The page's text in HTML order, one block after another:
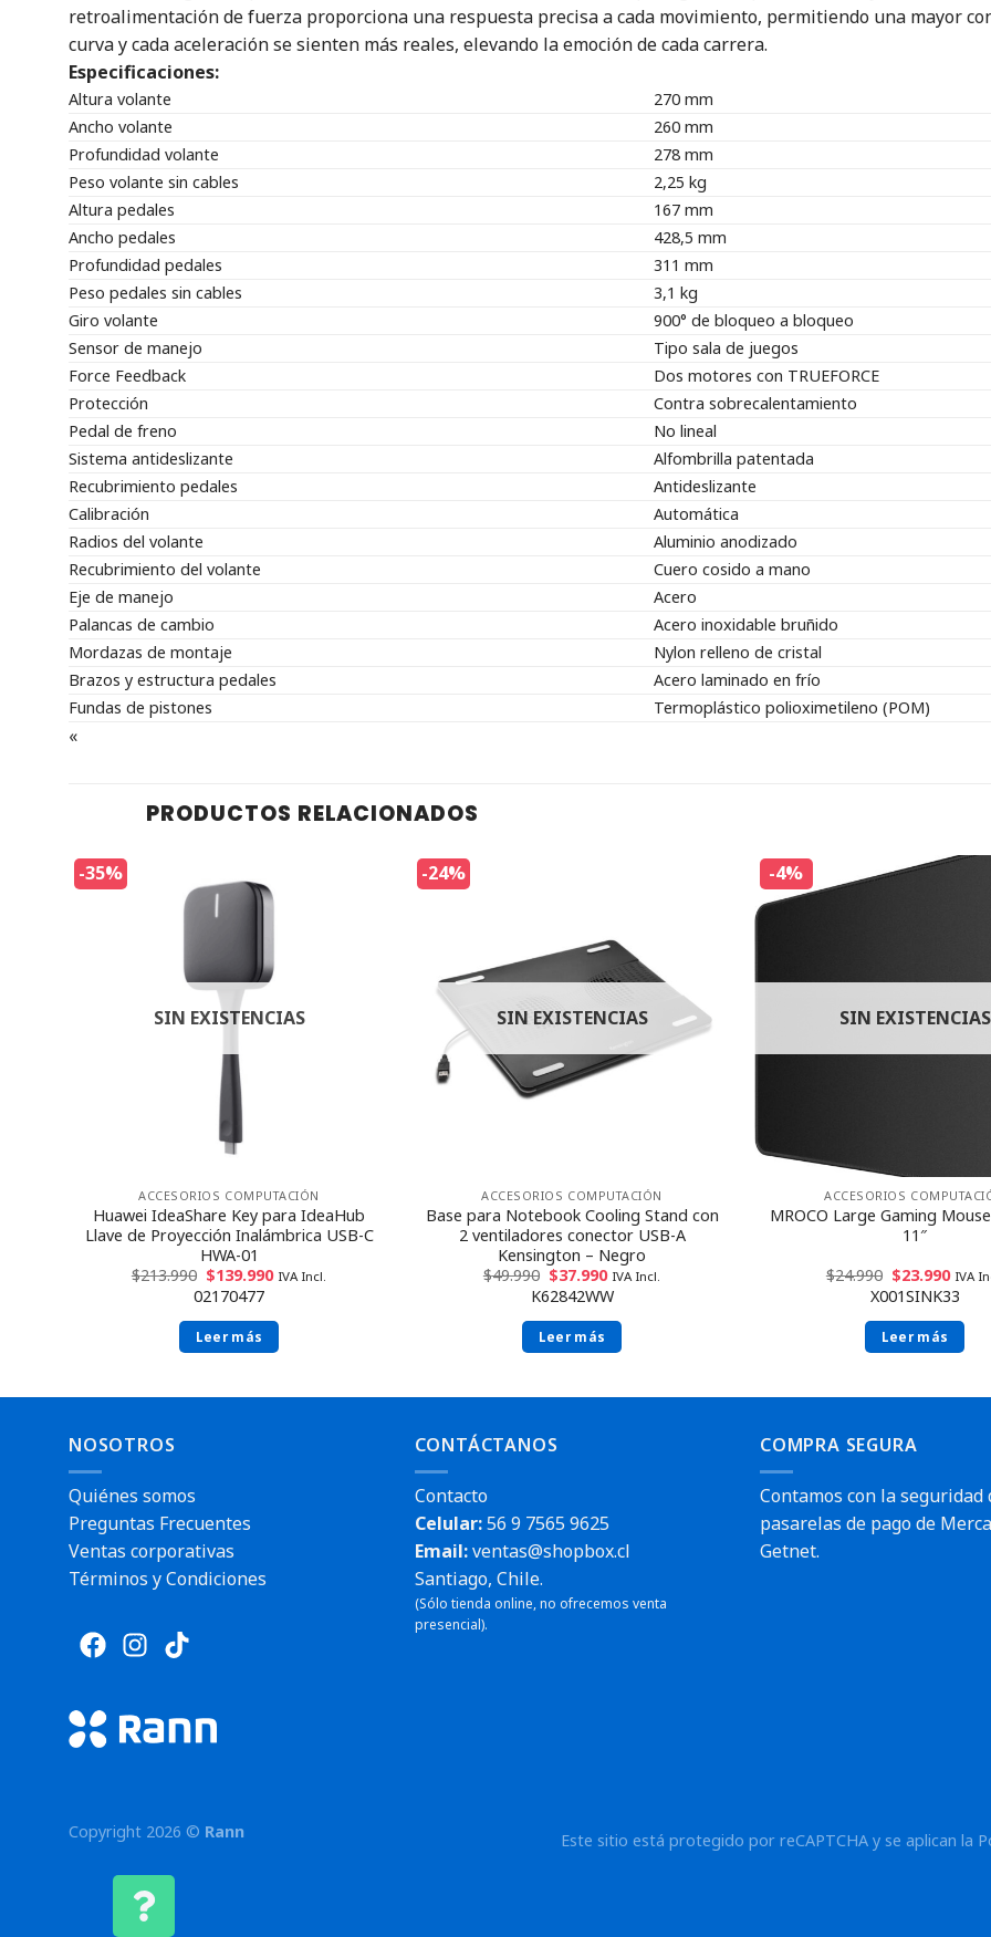
retroalimentación de fuerza proporciona una respuesta precisa a cada movimiento, permitiendo una mayor
curva y cada aceleración se sienten más reales, elevando la emoción de cada carrera.
Especificaciones:
Altura volante
270 mm
Ancho volante
260 mm
Profundidad volante
278 mm
Peso volante sin cables
2,25 kg
Altura pedales
167 mm
Ancho pedales
428,5 mm
Profundidad pedales
311 mm
Peso pedales sin cables
3,1 kg
Giro volante
900° de bloqueo a bloqueo
Sensor de manejo
Tipo sala de juegos
Force Feedback
Dos motores con TRUEFORCE
Protección
Contra sobrecalentamiento
Pedal de freno
No lineal
Sistema antideslizante
Alfombrilla patentada
Recubrimiento pedales
Antideslizante
Calibración
Automática
Radios del volante
Aluminio anodizado
Recubrimiento del volante
Cuero cosido a mano
Eje de manejo
Acero
Palancas de cambio
Acero inoxidable bruñido
Mordazas de montaje
Nylon relleno de cristal
Brazos y estructura pedales
Acero laminado en frío
Fundas de pistones
Termoplástico polioximetileno (POM)
«
PRODUCTOS RELACIONADOS
-35%
SIN EXISTENCIAS
ACCESORIOS COMPUTACIÓN
Huawei IdeaShare Key para IdeaHub
Llave de Proyección Inalámbrica USB-C
HWA-01
$213.990 $139.990 IVA Incl.
02170477
Leer más
-24%
SIN EXISTENCIAS
ACCESORIOS COMPUTACIÓN
Base para Notebook Cooling Stand con
2 ventiladores conector USB-A
Kensington – Negro
$49.990 $37.990 IVA Incl.
K62842WW
Leer más
-4%
SIN EXISTENCIAS
ACCESORIOS
MROCO Large Gaming
11″
$24.990 $23.990 IVA
X001SINK33
Leer más
NOSOTROS
Quiénes somos
Preguntas Frecuentes
Ventas corporativas
Términos y Condiciones
CONTÁCTANOS
Contacto
Celular:56 9 7565 9625
Email:ventas@shopbox.cl
Santiago, Chile.
(Sólo tienda online, no ofrecemos venta
presencial).
COMPRA SEGURA
Contamos con la seguridad
pasarelas de pago de
Getnet.
Este sitio está protegido por reCAPTCHA y se aplican la
Copyright 2026 © Rann